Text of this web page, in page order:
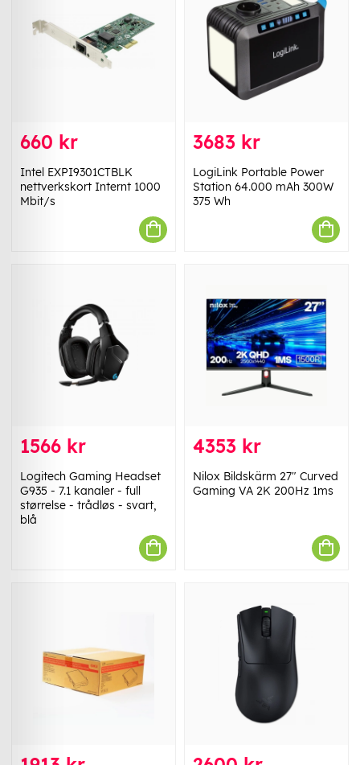
660 kr
Intel EXPI9301CTBLK
nettverkskort Internt 1000
Mbit/s
3683 kr
LogiLink Portable Power
Station 64.000 mAh 300W
375 Wh
1566 kr
Logitech Gaming Headset
G935 - 7.1 kanaler - full
størrelse - trådløs - svart,
blå
4353 kr
Nilox Bildskärm 27" Curved
Gaming VA 2K 200Hz 1ms